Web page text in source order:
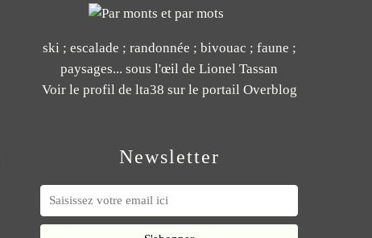
Newsletter
ski ; escalade ; randonnée ; bivouac ; faune ;
paysages... sous l'œil de Lionel Tassan
Voir le profil de lta38 sur le portail Overblog